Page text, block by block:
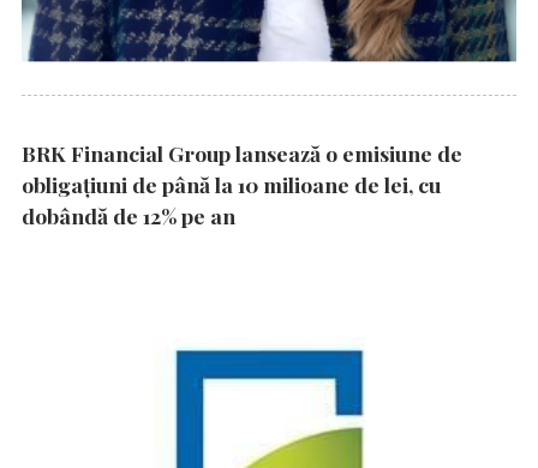
BRK Financial Group lansează o emisiune de
obligațiuni de până la 10 milioane de lei, cu
dobândă de 12% pe an